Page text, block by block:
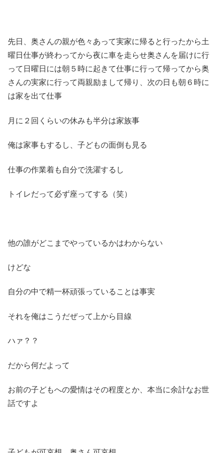
先日、奥さんの親が色々あって実家に帰ると行ったから土
曜日仕事が終わってから夜に車を走らせ奥さんを届けに行
って日曜日には朝５時に起きて仕事に行って帰ってから奥
さんの実家に行って両親励まして帰り、次の日も朝６時に
は家を出て仕事
月に２回くらいの休みも半分は家族事
俺は家事もするし、子どもの面倒も見る
仕事の作業着も自分で洗濯するし
トイレだって必ず座ってする（笑）
他の誰がどこまでやっているかはわからない
けどな
自分の中で精一杯頑張っていることは事実
それを俺はこうだぜって上から目線
ハァ？？
だから何だよって
お前の子どもへの愛情はその程度とか、本当に余計なお世
話ですよ